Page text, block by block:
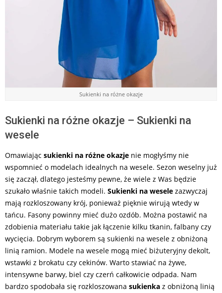
Sukienki na różne okazje
Sukienki na różne okazje – Sukienki na
wesele
Omawiając sukienki na różne okazje nie mogłyśmy nie
wspomnieć o modelach idealnych na wesele. Sezon weselny już
się zaczął, dlatego jesteśmy pewne, że wiele z Was będzie
szukało właśnie takich modeli. Sukienki na wesele zazwyczaj
mają rozkloszowany krój, ponieważ pięknie wirują wtedy w
tańcu. Fasony powinny mieć dużo ozdób. Można postawić na
zdobienia materiału takie jak łączenie kilku tkanin, falbany czy
wycięcia. Dobrym wyborem są sukienki na wesele z obniżoną
linią ramion. Modele na wesele mogą mieć biżuteryjny dekolt,
wstawki z brokatu czy cekinów. Warto stawiać na żywe,
intensywne barwy, biel czy czerń całkowicie odpada. Nam
bardzo spodobała się rozkloszowana sukienka z obniżoną linią